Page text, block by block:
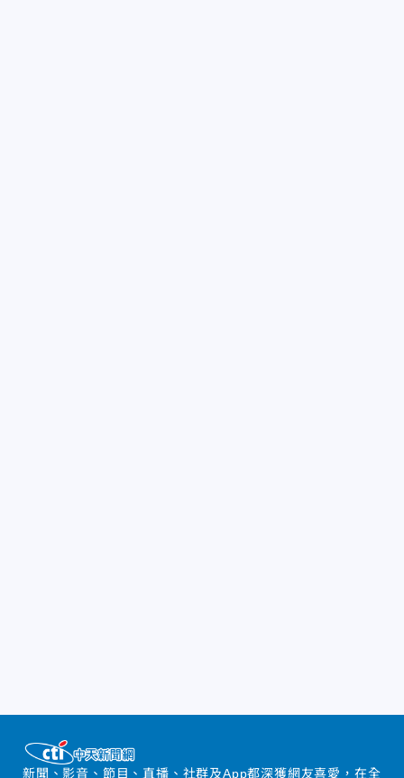
新聞、影音、節目、直播、社群及App都深獲網友喜愛，在全